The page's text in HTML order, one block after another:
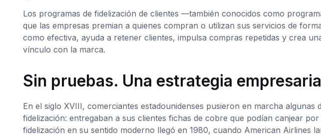
Los programas de fidelización de clientes —también conocidos como
que las empresas premian a quienes compran o utilizan sus servicios de
como efectiva, ayuda a retener clientes, impulsa compras repetidas y crea
vínculo con la marca.
Sin pruebas. Una estrategia
En el siglo XVIII, comerciantes estadounidenses pusieron en marcha algunas
fidelización: entregaban a sus clientes fichas de cobre que podían canjear
fidelización en su sentido moderno llegó en 1980, cuando American Airlines